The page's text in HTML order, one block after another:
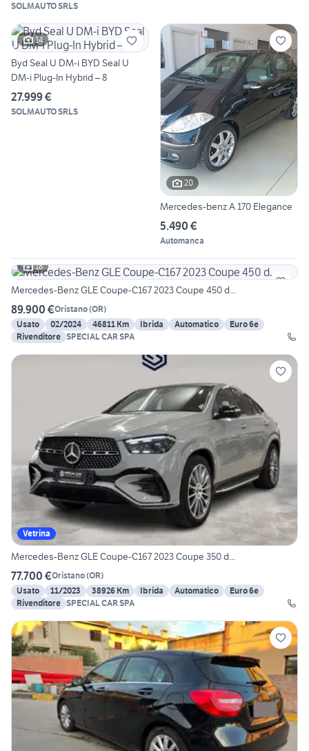
SOLMAUTO SRLS
14
Byd Seal U DM-i BYD Seal U
DM-i Plug-In Hybrid – 8
27.999 €
SOLMAUTO SRLS
20
Mercedes-benz A 170 Elegance
5.490 €
Automanca
18
Mercedes-Benz GLE Coupe-C167 2023 Coupe 450 d...
89.900 €Oristano(OR)
Usato
02/2024 46811 Km Ibrida Automatico
Euro 6e
Rivenditore SPECIAL CAR SPA
Vetrina
Mercedes-Benz GLE Coupe-C167 2023 Coupe 350 d...
77.700 €Oristano(OR)
Usato
11/2023 38926 Km Ibrida Automatico
Euro 6e
Rivenditore SPECIAL CAR SPA